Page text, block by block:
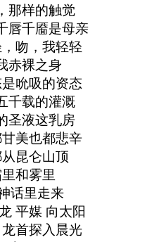
那样的触觉
唇千靥是母亲
吻，我轻轻
赤裸之身
吮吸的资态
千载的灌溉
圣液这乳房
美也都悲辛
昆仑山顶
和雾里
话里走来
平媒 向太阳
首探入晨光